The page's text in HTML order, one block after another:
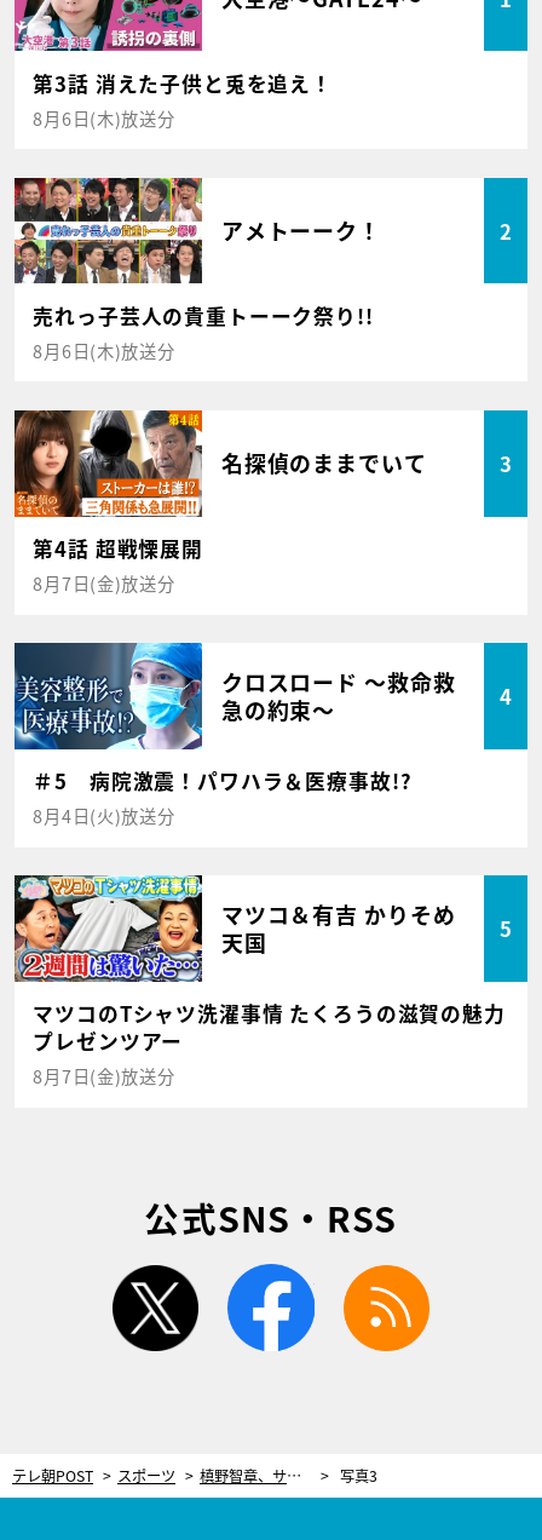
第3話 消えた子供と兎を追え！
8月6日(木)放送分
アメトーーク！ 2
売れっ子芸人の貴重トーーク祭り!!
8月6日(木)放送分
名探偵のままでいて 3
第4話 超戦慄展開
8月7日(金)放送分
クロスロード ～救命救
急の約束～
4
＃5 病院激震！パワハラ＆医療事故!?
8月4日(火)放送分
マツコ＆有吉 かりそめ
天国
5
マツコのTシャツ洗濯事情 たくろうの滋賀の魅力
プレゼンツアー
8月7日(金)放送分
公式SNS・RSS
twitter facebook
テレ朝POST スポーツ 槙野智章、サッカー界の“お金事情オフレコ話”をNGなしで告白！インセンティブ、移籍金…罰金まで 写真3